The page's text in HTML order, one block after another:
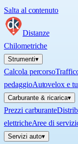
Salta al contenuto
Distanze
Chilometriche
Strumenti▾
Calcola percorso
pedaggioAutovelox e
Carburante & ricarica▾
Prezzi carburante
elettricheAree di
Servizi auto▾